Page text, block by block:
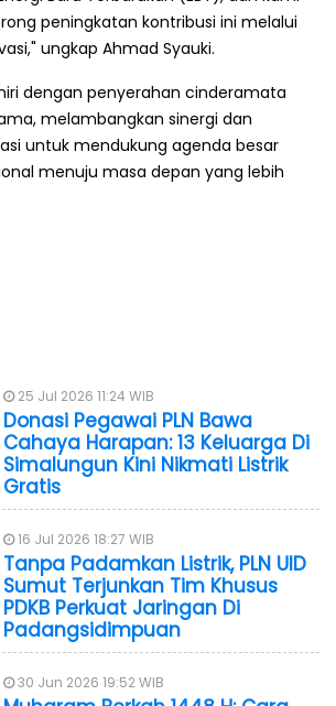
peningkatan kontribusi ini melalui
ungkap Ahmad Syauki.
dengan penyerahan cinderamata
melambangkan sinergi dan
untuk mendukung agenda besar
menuju masa depan yang lebih
25 Jul 2026 11:24 WIB
Donasi Pegawai PLN Bawa
Cahaya Harapan: 13 Keluarga Di
Simalungun Kini Nikmati Listrik
Gratis
16 Jul 2026 18:27 WIB
Tanpa Padamkan Listrik, PLN UID
Sumut Terjunkan Tim Khusus
PDKB Perkuat Jaringan Di
Padangsidimpuan
30 Jun 2026 19:52 WIB